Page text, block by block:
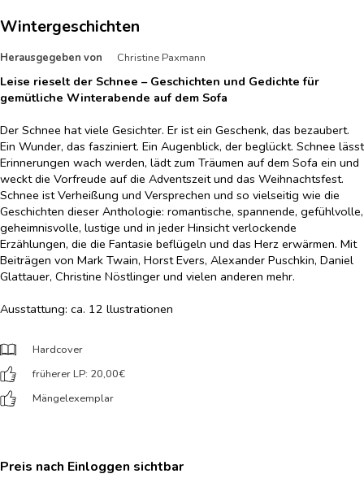
Wintergeschichten
Herausgegeben von Christine Paxmann
Leise rieselt der Schnee – Geschichten und Gedichte für
gemütliche Winterabende auf dem Sofa
Der Schnee hat viele Gesichter. Er ist ein Geschenk, das bezaubert.
Ein Wunder, das fasziniert. Ein Augenblick, der beglückt. Schnee lässt
Erinnerungen wach werden, lädt zum Träumen auf dem Sofa ein und
weckt die Vorfreude auf die Adventszeit und das Weihnachtsfest.
Schnee ist Verheißung und Versprechen und so vielseitig wie die
Geschichten dieser Anthologie: romantische, spannende, gefühlvolle,
geheimnisvolle, lustige und in jeder Hinsicht verlockende
Erzählungen, die die Fantasie beflügeln und das Herz erwärmen. Mit
Beiträgen von Mark Twain, Horst Evers, Alexander Puschkin, Daniel
Glattauer, Christine Nöstlinger und vielen anderen mehr.
Ausstattung: ca. 12 llustrationen
Hardcover
früherer LP: 20,00€
Mängelexemplar
Preis nach Einloggen sichtbar